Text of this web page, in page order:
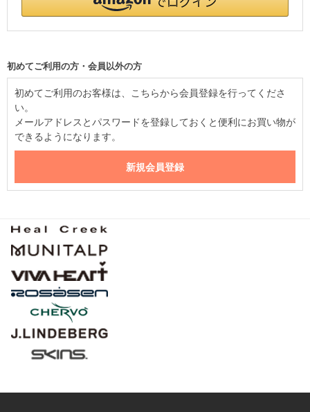
初めてご利用の方・会員以外の方
初めてご利用のお客様は、こちらから会員登録を行ってくださ
い。
メールアドレスとパスワードを登録しておくと便利にお買い物が
できるようになります。